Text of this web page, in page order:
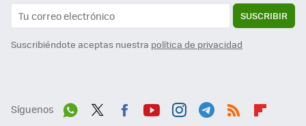
SUSCRIBIR
Suscribiéndote aceptas nuestra política de privacidad
Síguenos